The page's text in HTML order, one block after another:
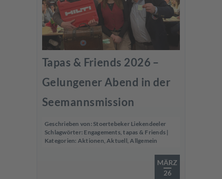
Tapas & Friends 2026 –
Gelungener Abend in der
Seemannsmission
Geschrieben von: Stoertebeker Liekendeeler
Schlagwörter: Engagements,tapas & Friends |
Kategorien: Aktionen Aktuell, Allgemein
MÄRZ
26